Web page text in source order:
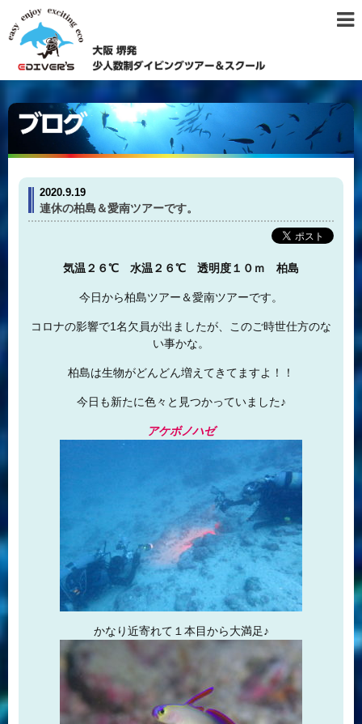
2020.9.19
連休の柏島＆愛南ツアーです。
気温２６℃ 水温２６℃ 透明度１０ｍ 柏島
今日から柏島ツアー＆愛南ツアーです。
コロナの影響で1名欠員が出ましたが、このご時世仕方のな
い事かな。
柏島は生物がどんどん増えてきてますよ！！
今日も新たに色々と見つかっていました♪
アケボノハゼ
かなり近寄れて１本目から大満足♪